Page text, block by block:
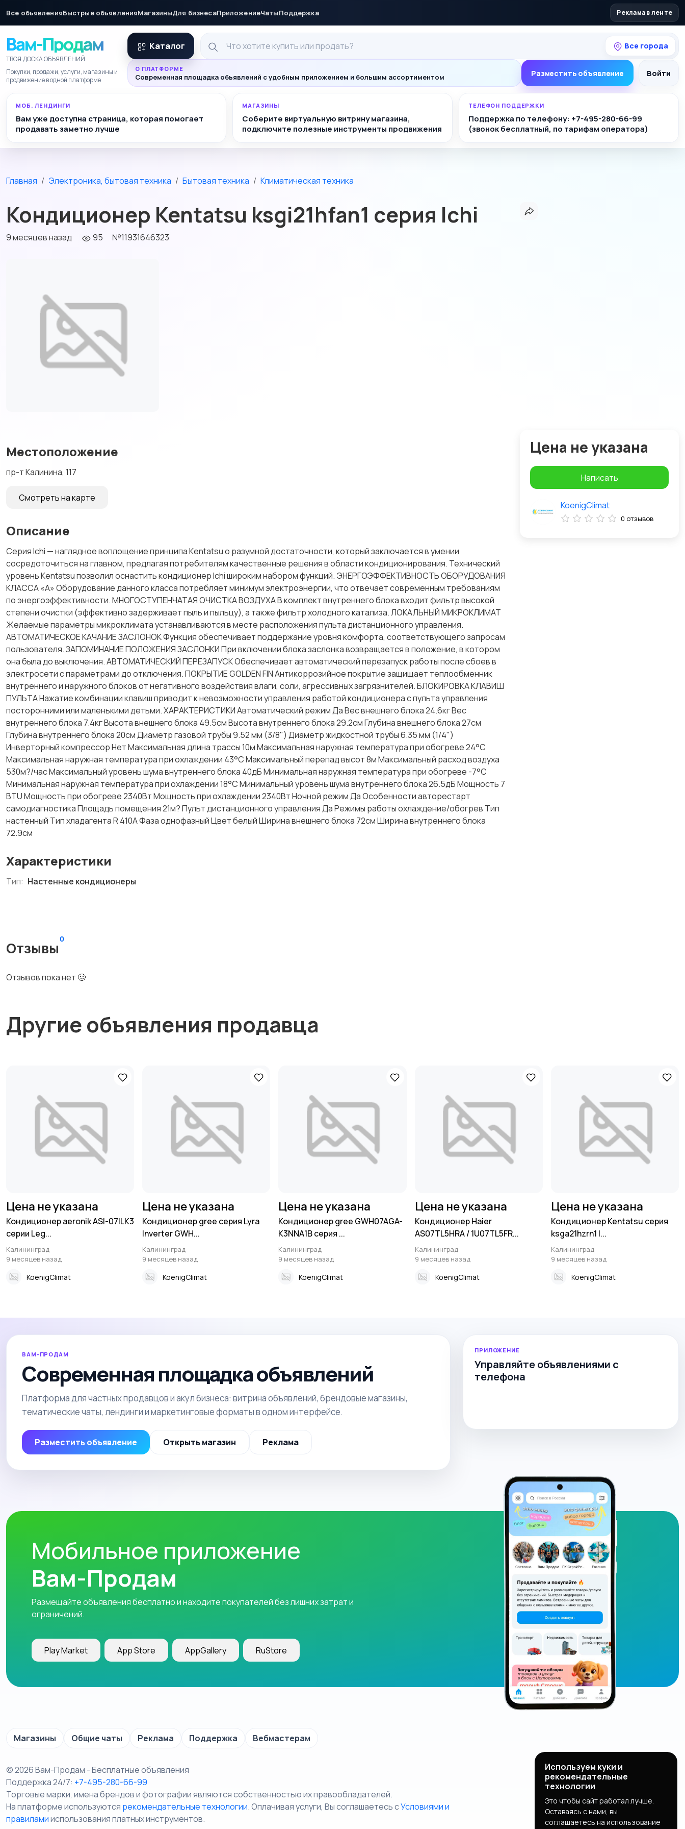
Все объявленияБыстрые объявленияМагазиныДля бизнесаПриложениеЧатыПоддержка Реклама в ленте
Вам-Продам
ТВОЯ ДОСКА ОБЪЯВЛЕНИЙ
Покупки, продажи, услуги, магазины и
продвижение в одной платформе
Каталог Все города
О ПЛАТФОРМЕ
Современная площадка объявлений с удобным приложением и большим ассортиментом Разместить объявление Войти
МОБ. ЛЕНДИНГИ
Вам уже доступна страница, которая помогает
продавать заметно лучше
МАГАЗИНЫ
Соберите виртуальную витрину магазина,
подключите полезные инструменты продвижения
ТЕЛЕФОН ПОДДЕРЖКИ
Поддержка по телефону: +7-495-280-66-99
(звонок бесплатный, по тарифам оператора)
Главная Электроника, бытовая техника Бытовая техника Климатическая техника
Кондиционер Kentatsu ksgi21hfan1 серия Ichi
9 месяцев назад 95 №11931646323
Местоположение
пр-т Калинина, 117
Смотреть на карте
Описание
Серия Iсhi — наглядное воплощение принципа Кеntаtsu о разумной достаточности, который заключается в умении
сосредоточиться на главном, предлагая потребителям качественные решения в области кондиционирования. Технический
уровень Кеntаtsu позволил оснастить кондиционер Iсhi широким набором функций. ЭНЕРГОЭФФЕКТИВНОСТЬ ОБОРУДОВАНИЯ
КЛАССА «А» Оборудование данного класса потребляет минимум электроэнергии, что отвечает современным требованиям
по энергоэффективности. МНОГОСТУПЕНЧАТАЯ ОЧИСТКА ВОЗДУХА В комплект внутреннего блока входит фильтр высокой
степени очистки (эффективно задерживает пыль и пыльцу), а также фильтр холодного катализа. ЛОКАЛЬНЫЙ МИКРОКЛИМАТ
Желаемые параметры микроклимата устанавливаются в месте расположения пульта дистанционного управления.
АВТОМАТИЧЕСКОЕ КАЧАНИЕ ЗАСЛОНОК Функция обеспечивает поддержание уровня комфорта, соответствующего запросам
пользователя. ЗАПОМИНАНИЕ ПОЛОЖЕНИЯ ЗАСЛОНКИ При включении блока заслонка возвращается в положение, в котором
она была до выключения. АВТОМАТИЧЕСКИЙ ПЕРЕЗАПУСК Обеспечивает автоматический перезапуск работы после сбоев в
электросети с параметрами до отключения. ПОКРЫТИЕ GОLDЕN FIN Антикоррозийное покрытие защищает теплообменник
внутреннего и наружного блоков от негативного воздействия влаги, соли, агрессивных загрязнителей. БЛОКИРОВКА КЛАВИШ
ПУЛЬТА Нажатие комбинации клавиш приводит к невозможности управления работой кондиционера с пульта управления
посторонними или маленькими детьми. ХАРАКТЕРИСТИКИ Автоматический режим Да Вес внешнего блока 24.6кг Вес
внутреннего блока 7.4кг Высота внешнего блока 49.5см Высота внутреннего блока 29.2см Глубина внешнего блока 27см
Глубина внутреннего блока 20см Диаметр газовой трубы 9.52 мм (3/8") Диаметр жидкостной трубы 6.35 мм (1/4")
Инверторный компрессор Нет Максимальная длина трассы 10м Максимальная наружная температура при обогреве 24°С
Максимальная наружная температура при охлаждении 43°С Максимальный перепад высот 8м Максимальный расход воздуха
530м?/час Максимальный уровень шума внутреннего блока 40дБ Минимальная наружная температура при обогреве -7°С
Минимальная наружная температура при охлаждении 18°С Минимальный уровень шума внутреннего блока 26.5дБ Мощность 7
ВТU Мощность при обогреве 2340Вт Мощность при охлаждении 2340Вт Ночной режим Да Особенности авторестарт
самодиагностика Площадь помещения 21м? Пульт дистанционного управления Да Режимы работы охлаждение/обогрев Тип
настенный Тип хладагента R 410А Фаза однофазный Цвет белый Ширина внешнего блока 72см Ширина внутреннего блока
72.9см
Характеристики
Тип: Настенные кондиционеры
Отзывы
0
Отзывов пока нет 🥴
Цена не указана
Написать
KoenigClimat
0 отзывов
Другие объявления продавца
Цена не указана
Кондиционер aeronik ASI-07ILK3
серии Leg...
Калининград
9 месяцев назад
KoenigClimat
Цена не указана
Кондиционер gree серия Lyra
Inverter GWH...
Калининград
9 месяцев назад
KoenigClimat
Цена не указана
Кондиционер gree GWH07AGA-
K3NNA1B серия ...
Калининград
9 месяцев назад
KoenigClimat
Цена не указана
Кондиционер Наiеr
АS07ТL5НRА / 1U07ТL5FR...
Калининград
9 месяцев назад
KoenigClimat
Цена не указана
Кондиционер Kentatsu серия
ksga21hzrn1 I...
Калининград
9 месяцев назад
KoenigClimat
ВАМ-ПРОДАМ
Современная площадка объявлений
Платформа для частных продавцов и акул бизнеса: витрина объявлений, брендовые магазины,
тематические чаты, лендинги и маркетинговые форматы в одном интерфейсе.
Разместить объявление Открыть магазин Реклама
ПРИЛОЖЕНИЕ
Управляйте объявлениями с
телефона
Мобильное приложение
Вам-Продам
Размещайте объявления бесплатно и находите покупателей без лишних затрат и
ограничений.
Play Market App Store AppGallery RuStore
Магазины Общие чаты Реклама Поддержка Вебмастерам
© 2026 Вам-Продам - Бесплатные объявления
Поддержка 24/7: +7-495-280-66-99
Торговые марки, имена брендов и фотографии являются собственностью их правообладателей.
На платформе используются рекомендательные технологии. Оплачивая услуги, Вы соглашаетесь cУсловиями и
правиламииспользования платных инструментов.
Используем куки и
рекомендательные
технологии
Это чтобы сайт работал лучше.
Оставаясь с нами, вы
соглашаетесь на использование